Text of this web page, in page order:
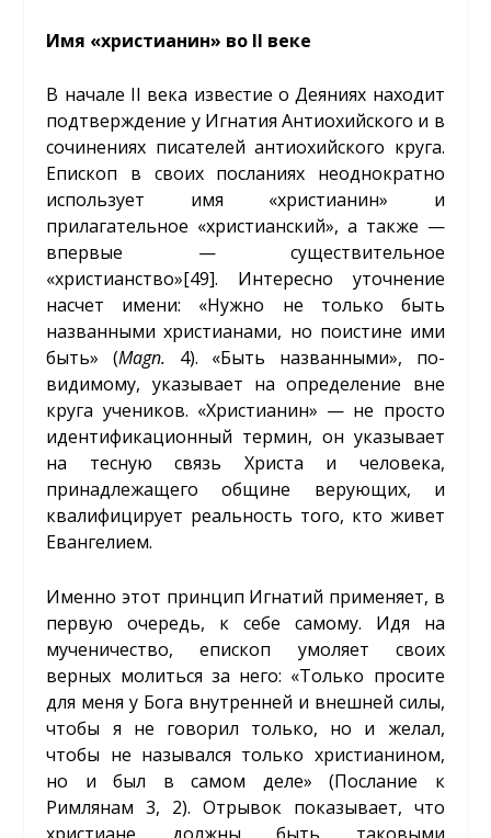
Имя «христианин» во II веке
В начале II века известие о Деяниях находит
подтверждение у Игнатия Антиохийского и в
сочинениях писателей антиохийского круга.
Епископ в своих посланиях неоднократно
использует имя «христианин» и
прилагательное «христианский», а также —
впервые — существительное
«христианство»[49]. Интересно уточнение
насчет имени: «Нужно не только быть
названными христианами, но поистине ими
быть» (Magn. 4). «Быть названными», по-
видимому, указывает на определение вне
круга учеников. «Христианин» — не просто
идентификационный термин, он указывает
на тесную связь Христа и человека,
принадлежащего общине верующих, и
квалифицирует реальность того, кто живет
Евангелием.
Именно этот принцип Игнатий применяет, в
первую очередь, к себе самому. Идя на
мученичество, епископ умоляет своих
верных молиться за него: «Только просите
для меня у Бога внутренней и внешней силы,
чтобы я не говорил только, но и желал,
чтобы не назывался только христианином,
но и был в самом деле» (Послание к
Римлянам 3, 2). Отрывок показывает, что